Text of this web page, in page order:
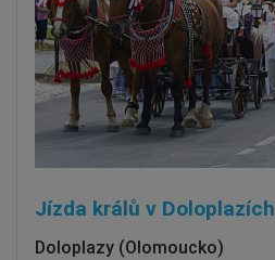
Jízda králů v Doloplazích
Doloplazy (Olomoucko)